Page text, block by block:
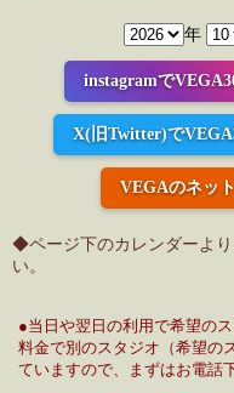
年
instagramで
X(旧Twitter)で
VEGAのネッ
◆ページ下のカレンダーよ
い。
●当日や翌日の利用で希望の
料金で別のスタジオ（希望の
ていますので、まずはお電話